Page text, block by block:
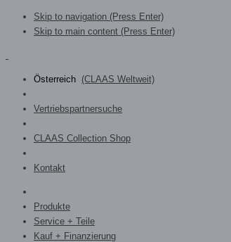
Skip to navigation (Press Enter)
Skip to main content (Press Enter)
Österreich (CLAAS Weltweit)
Vertriebspartnersuche
CLAAS Collection Shop
Kontakt
Produkte
Service + Teile
Kauf + Finanzierung